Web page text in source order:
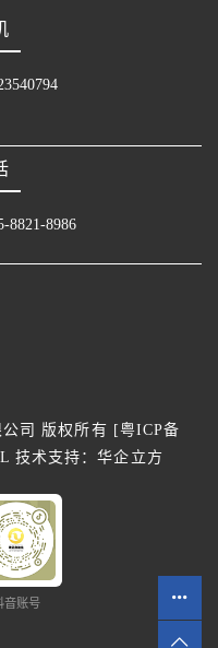
8821-8986
司 版权所有 [粤ICP备
技术支持：华企立方
音账号